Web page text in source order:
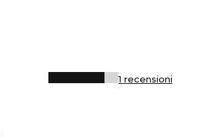
1 recensioni